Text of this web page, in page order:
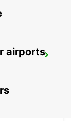
airports